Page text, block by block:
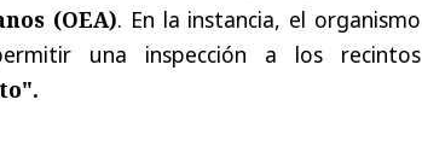
(OEA). En la instancia, el organismo
una inspección a los recintos